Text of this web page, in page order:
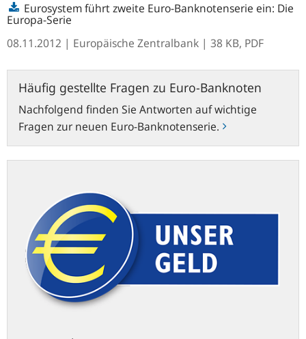
Eurosystem führt zweite Euro-Banknotenserie ein: Die
Europa-Serie
08.11.2012 | Europäische Zentralbank | 38 KB, PDF
Häufig gestellte Fragen zu Euro-Banknoten
Nachfolgend finden Sie Antworten auf wichtige
Fragen zur neuen Euro-Banknotenserie.
gestellte
Fragen
Euro-
Banknoten